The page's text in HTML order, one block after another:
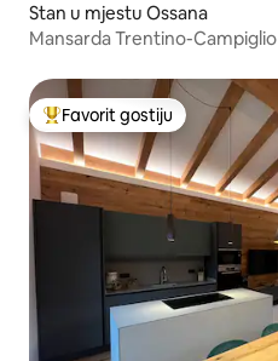
Stan u mjestu Ossana
Mansarda Trentino-Campiglio
Glavni favorit gostiju
Favorit gostiju